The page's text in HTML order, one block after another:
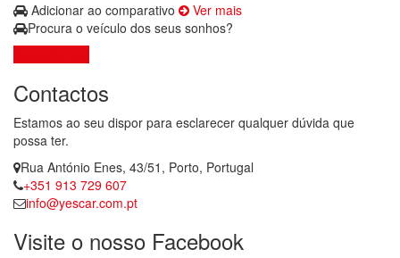
Adicionar ao comparativo
Ver mais
Procura o veículo dos seus sonhos?
Contactos
Estamos ao seu dispor para esclarecer qualquer dúvida que
possa ter.
Rua António Enes, 43/51, Porto, Portugal
+351 913 729 607
info@yescar.com.pt
Visite o nosso Facebook